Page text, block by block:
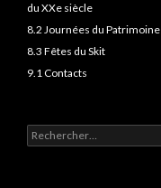
du XXe siècle
8.2 Journées du Patrimoine
8.3 Fêtes du Skit
9.1 Contacts
Rechercher :